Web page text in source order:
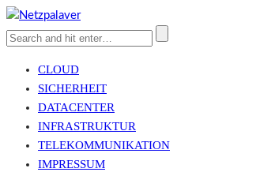
CLOUD
SICHERHEIT
DATACENTER
INFRASTRUKTUR
TELEKOMMUNIKATION
IMPRESSUM